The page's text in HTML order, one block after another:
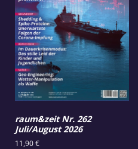
raum&zeit Nr. 262
Juli/August 2026
11,90€